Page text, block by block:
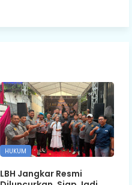
HUKUM
LBH Jangkar Resmi